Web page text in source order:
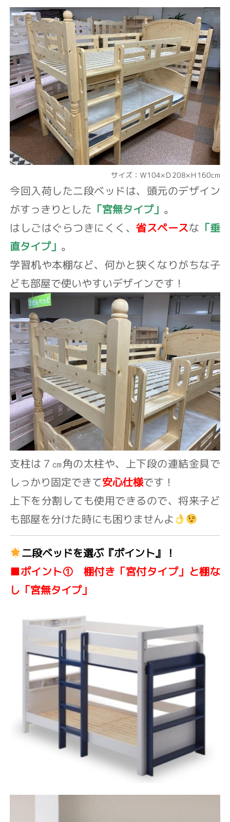
サイズ：Ｗ104×Ｄ208×Ｈ160cm
今回入荷した二段ベッドは、頭元のデザイン
がすっきりとした 「宮無タイプ」 。
はしごはぐらつきにくく、省スペースな 「垂
直タイプ」 。
学習机や本棚など、何かと狭くなりがちな子
ども部屋で使いやすいデザインです！
支柱は７㎝角の太柱や、上下段の連結金具で
しっかり固定できて安心仕様です！
上下を分割しても使用できるので、将来子ど
も部屋を分けた時にも困りませんよ
二段ベッドを選ぶ『ポイント』！
■ポイント① 棚付き「宮付タイプ」と棚な
し「宮無タイプ」